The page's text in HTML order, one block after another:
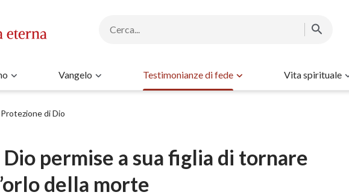
Vangelo Testimonianze di fede Vita spirituale
Protezione di Dio
permise a sua figlia di tornare
della morte